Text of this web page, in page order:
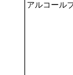
アルコール